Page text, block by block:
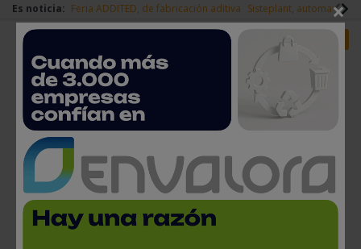
Es noticia: Feria ADDITED, de fabricación aditiva Sisteplant,
Redes Sociales Login empresas
Confemetal pide calma y
sensatez a los agentes
×